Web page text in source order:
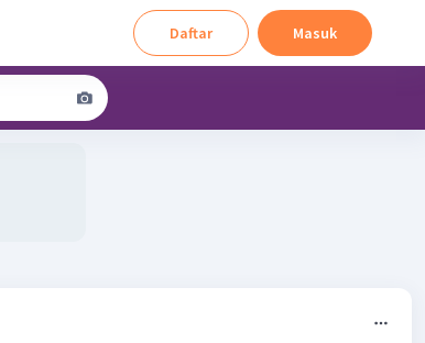
Daftar Masuk